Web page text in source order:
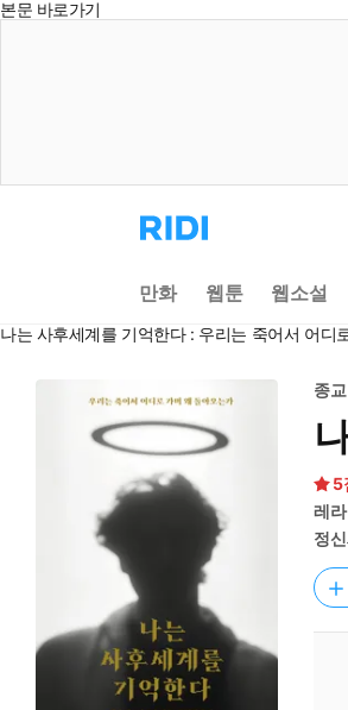
본문 바로가기
리
디
으
로
동
만화 웹툰 웹소설
나는 사후세계를 기억한다 : 우리는 죽어서 어디
종교
5
레
정